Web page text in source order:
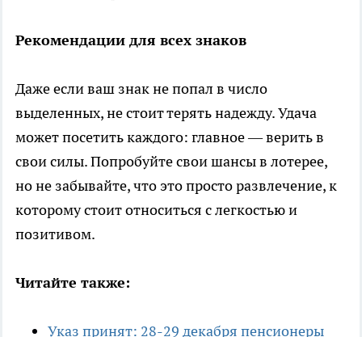
Рекомендации для всех знаков
Даже если ваш знак не попал в число
выделенных, не стоит терять надежду. Удача
может посетить каждого: главное — верить в
свои силы. Попробуйте свои шансы в лотерее,
но не забывайте, что это просто развлечение, к
которому стоит относиться с легкостью и
позитивом.
Читайте также:
Указ принят: 28-29 декабря пенсионеры